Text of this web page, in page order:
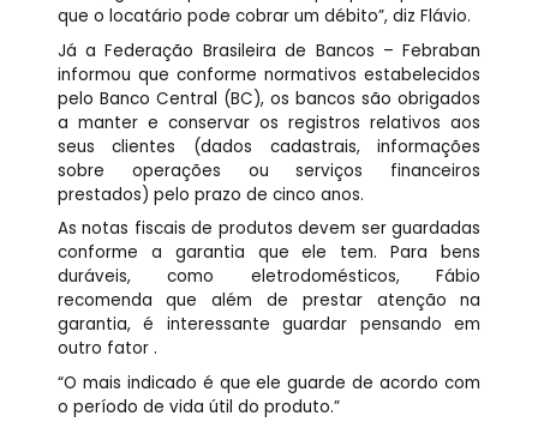
que o locatário pode cobrar um débito”, diz Flávio.
Já a Federação Brasileira de Bancos – Febraban
informou que conforme normativos estabelecidos
pelo Banco Central (BC), os bancos são obrigados
a manter e conservar os registros relativos aos
seus clientes (dados cadastrais, informações
sobre operações ou serviços financeiros
prestados) pelo prazo de cinco anos.
As notas fiscais de produtos devem ser guardadas
conforme a garantia que ele tem. Para bens
duráveis, como eletrodomésticos, Fábio
recomenda que além de prestar atenção na
garantia, é interessante guardar pensando em
outro fator .
“O mais indicado é que ele guarde de acordo com
o período de vida útil do produto.”